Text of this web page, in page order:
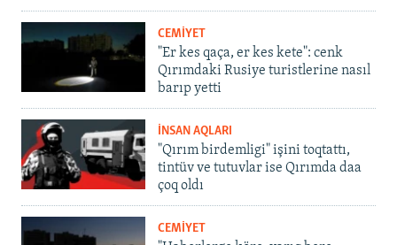
CEMİYET
"Er kes qaça, er kes kete": cenk
Qırımdaki Rusiye turistlerine nasıl
barıp yetti
İNSAN AQLARI
"Qırım birdemligi" işini toqtattı,
tintüv ve tutuvlar ise Qırımda daa
çoq oldı
CEMİYET